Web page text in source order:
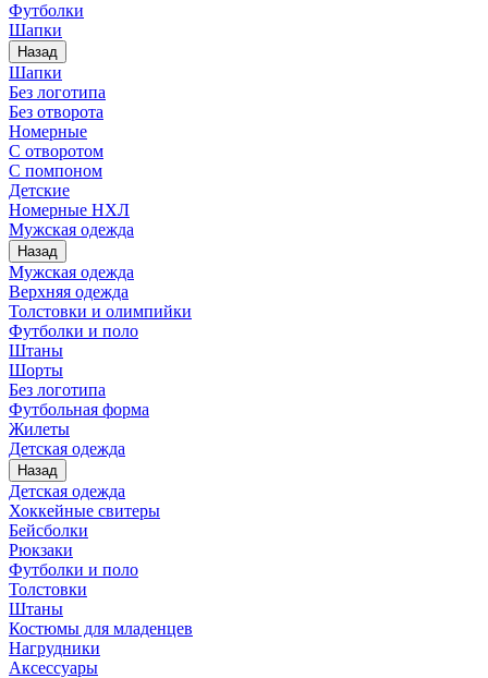
Футболки
Шапки
Назад
Шапки
Без логотипа
Без отворота
Номерные
С отворотом
С помпоном
Детские
Номерные НХЛ
Мужская одежда
Назад
Мужская одежда
Верхняя одежда
Толстовки и олимпийки
Футболки и поло
Штаны
Шорты
Без логотипа
Футбольная форма
Жилеты
Детская одежда
Назад
Детская одежда
Хоккейные свитеры
Бейсболки
Рюкзаки
Футболки и поло
Толстовки
Штаны
Костюмы для младенцев
Нагрудники
Аксессуары